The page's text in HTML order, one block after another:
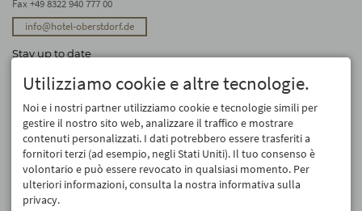
Fax +49 8322 940 777 00
info@hotel-oberstdorf.de
Stay up to date
We will not forward your email address. And we don’t like spam, either. We
promise! You can unsubscribe at any time.
Registro
Utilizziamo cookie e altre tecnologie.
Noi e i nostri partner utilizziamo cookie e tecnologie simili per
gestire il nostro sito web, analizzare il traffico e mostrare
contenuti personalizzati. I dati potrebbero essere trasferiti a
fornitori terzi (ad esempio, negli Stati Uniti). Il tuo consenso è
volontario e può essere revocato in qualsiasi momento. Per
ulteriori informazioni, consulta la nostra informativa sulla
privacy.